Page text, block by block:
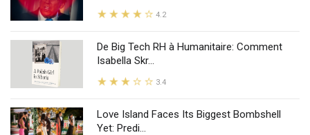
4.2
De Big Tech RH à Humanitaire: Comment
Isabella Skr...
3.4
Love Island Faces Its Biggest Bombshell
Yet: Predi...